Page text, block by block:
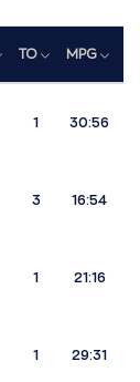
TO MPG
1 30:56
3 16:54
1 21:16
1 29:31